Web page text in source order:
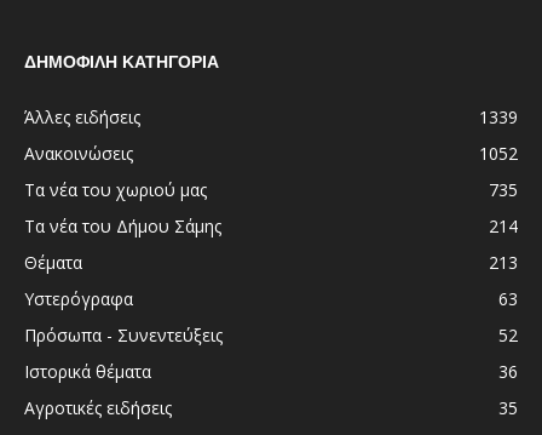
ΔΗΜΟΦΙΛΗ ΚΑΤΗΓΟΡΙΑ
Άλλες ειδήσεις
1339
Ανακοινώσεις
1052
Τα νέα του χωριού μας
735
Τα νέα του Δήμου Σάμης
214
Θέματα
213
Υστερόγραφα
63
Πρόσωπα - Συνεντεύξεις
52
Ιστορικά θέματα
36
Αγροτικές ειδήσεις
35